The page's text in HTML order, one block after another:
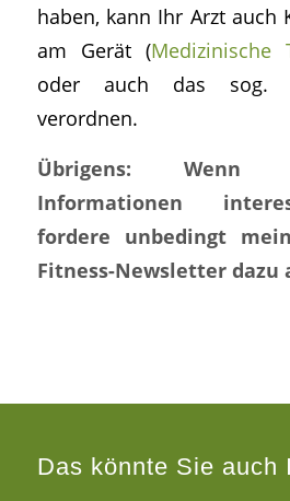
haben, kann Ihr Arzt auch
am Gerät (Medizinische
oder auch das sog.
verordnen.
Übrigens: Wenn
Informationen
fordere unbedingt
Fitness-Newsletter dazu
Das könnte Sie auch